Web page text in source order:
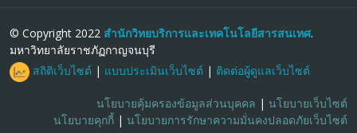
© Copyright 2022 สำนักวิทยบริการและเทคโนโลยีสารสนเทศ.
มหาวิทยาลัยราชภัฏกาญจนบุรี
สถิติเว็บไซต์ | แบบประเมินเว็บไซต์ | ติดต่อผู้ดูแลเว็บไซต์
นโยบายคุ้มครองข้อมูลส่วนบุคคล | นโยบายเว็บไซต์
นโยบายคุกกี้ | นโยบายการรักษาความมั่นคงปลอดภัยเว็บไซต์